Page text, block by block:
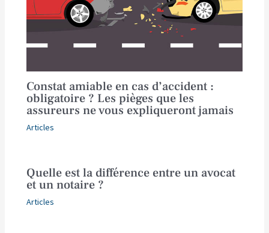
Constat amiable en cas d’accident :
obligatoire ? Les pièges que les
assureurs ne vous expliqueront jamais
Articles
Quelle est la différence entre un avocat
et un notaire ?
Articles